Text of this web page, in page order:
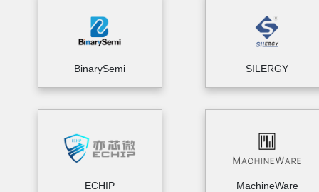
BinarySemi SILERGY
ECHIP MachineWare